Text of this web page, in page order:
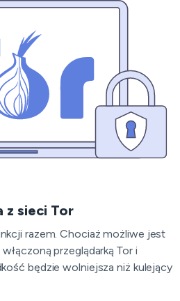
z sieci Tor
razem. Chociaż możliwe jest
przeglądarką Tor i
będzie wolniejsza niż kulejący